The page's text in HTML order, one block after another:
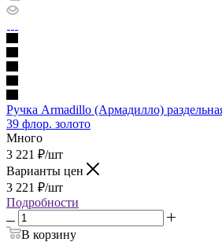
Ручка Armadillo (Армадилло)
39 флор. золото
Много
3 221 ₽/шт
Варианты цен
3 221 ₽/шт
Подробности
В корзину